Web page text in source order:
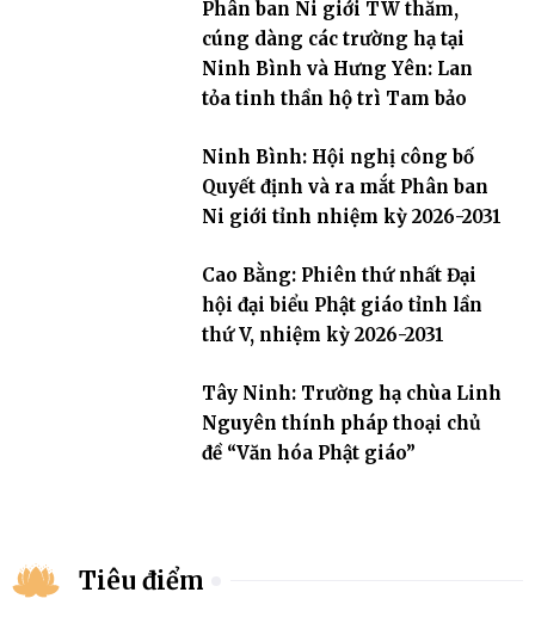
tỉnh
Phân ban Ni giới TW thăm,
cúng dàng các trường hạ tại
Ninh Bình và Hưng Yên: Lan
tỏa tinh thần hộ trì Tam bảo
Ninh Bình: Hội nghị công bố
Quyết định và ra mắt Phân ban
Ni giới tỉnh nhiệm kỳ 2026-2031
Cao Bằng: Phiên thứ nhất Đại
hội đại biểu Phật giáo tỉnh lần
thứ V, nhiệm kỳ 2026-2031
Tây Ninh: Trường hạ chùa Linh
Nguyên thính pháp thoại chủ
đề “Văn hóa Phật giáo”
Tiêu điểm